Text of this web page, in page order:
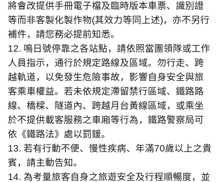
將會改提供手冊電子檔及臨時版本車票、識別證
等而非客製化製作物(其效力等同上述)，亦不另行
補件，請您務必提前知悉。
12. 鳴日號停靠之各站點，請依照當團領隊或工作
人員指示，通行於規定路線及區域。勿行走、跨
越軌道，以免發生危險事故，影響自身安全與旅
客乘車權益。若未依規定滯留禁行區域、鐵路路
線、橋樑、隧道內、跨越月台黃線區域，或乘坐
於不提供載客服務之車廂等行為，鐵路警察局可
依《鐵路法》處以罰鍰。
13. 若有行動不便、慢性疾病、年滿70歲以上之貴
賓，請主動告知。
14. 為考量旅客自身之旅遊安全及行程順暢度，並